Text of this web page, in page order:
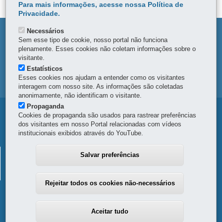
MAPA DO SITE
DENUNCIE CORRUPÇÃO
Navegação
principal
ConexãoCONEXÃO AMBIENTAL
Para mais informações, acesse nossa Política de
Privacidade.
Necessários
Sem esse tipo de cookie, nosso portal não funciona
plenamente. Esses cookies não coletam informações sobre o
visitante.
Estatísticos
Esses cookies nos ajudam a entender como os visitantes
interagem com nosso site. As informações são coletadas
anonimamente, não identificam o visitante.
Propaganda
Cookies de propaganda são usados para rastrear preferências
dos visitantes em nosso Portal relacionadas com vídeos
institucionais exibidos através do YouTube.
Salvar preferências
Rejeitar todos os cookies não-necessários
Aceitar tudo